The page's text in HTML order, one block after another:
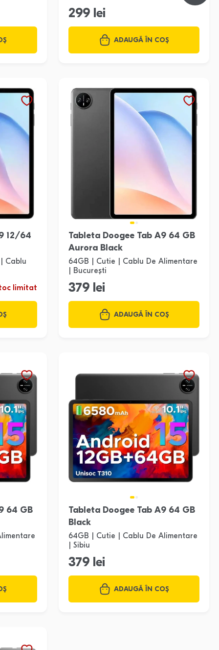
299 lei
ADAUGĂ ÎN COȘ
12/64
Cablu
limitat
Tableta Doogee Tab A9 64 GB
Aurora Black
64GB | Cutie | Cablu De Alimentare
| București
379 lei
ADAUGĂ ÎN COȘ
64 GB
Tableta Doogee Tab A9 64 GB
Black
64GB | Cutie | Cablu De Alimentare
| Sibiu
379 lei
ADAUGĂ ÎN COȘ